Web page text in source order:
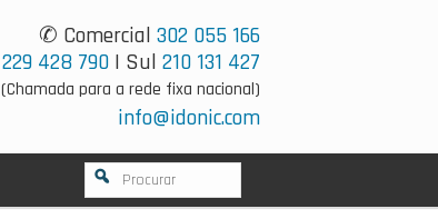
✆ Comercial 302 055 166
229 428 790 | Sul 210 131 427
(Chamada para a rede fixa nacional)
info@idonic.com